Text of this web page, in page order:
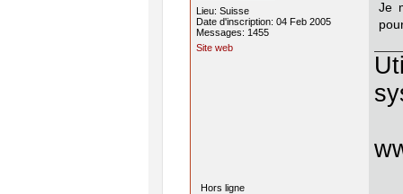
Lieu: Suisse
Date d'inscription: 04 Feb 2005
Messages: 1455
Site web
Je
Hors ligne